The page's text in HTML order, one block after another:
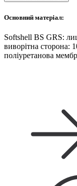
Основний матеріал:
Softshell BS GRS:
виворітна сторона:
поліуретанова